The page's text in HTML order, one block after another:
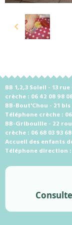
BB 1,2,3 Soleil - 13
crèche : 06 42 08 98
BB-Bout'Chou - 21
Téléphone crèche : 06
BB-Gribouille - 22
crèche : 06 68 03 93
Accueil des enfants
Téléphone direction :